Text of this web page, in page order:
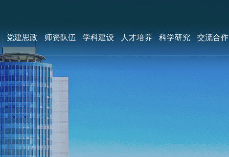
党建思政 师资队伍 学科建设 人才培养 科学研究 交流合作